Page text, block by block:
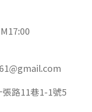
路11巷1-1號5